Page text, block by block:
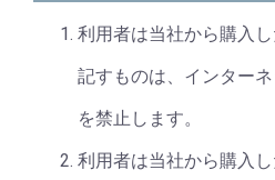
利用者は当社から購入
記すものは、インター
を禁止します。
利用者は当社から購入